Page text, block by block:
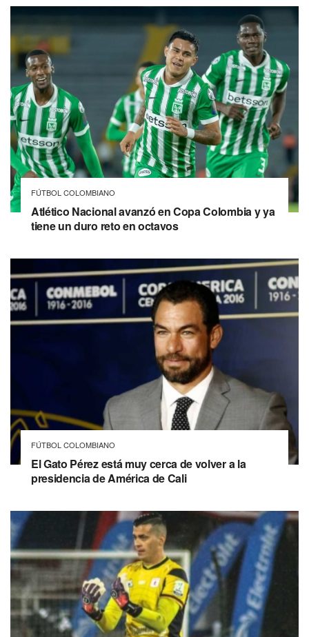
FÚTBOL COLOMBIANO
Atlético Nacional avanzó en Copa Colombia y ya
tiene un duro reto en octavos
FÚTBOL COLOMBIANO
El Gato Pérez está muy cerca de volver a la
presidencia de América de Cali